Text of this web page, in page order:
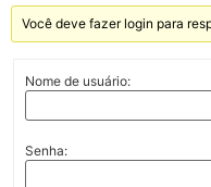
Você deve fazer login para
Nome de usuário:
Senha: